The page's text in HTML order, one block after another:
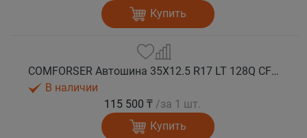
Купить
COMFORSER Автошина 35X12.5 R17 LT 128Q CF9000 R/T RWL 12PR лето
В наличии
115 500 ₸ /за 1 шт.
Купить